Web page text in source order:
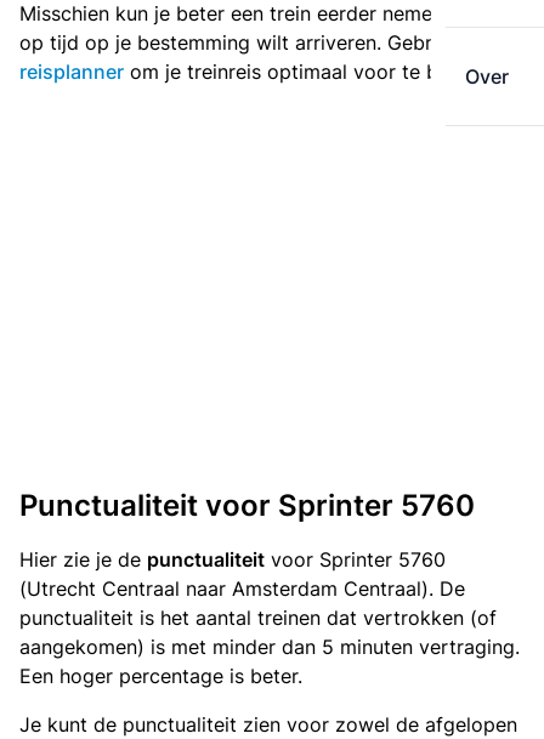
Over
Misschien kun je beter een trein eerder nemen als je
op tijd op je bestemming wilt arriveren. Gebruik de
reisplanner om je treinreis optimaal voor te bereiden.
Punctualiteit voor Sprinter 5760
Hier zie je de punctualiteit voor Sprinter 5760
(Utrecht Centraal naar Amsterdam Centraal). De
punctualiteit is het aantal treinen dat vertrokken (of
aangekomen) is met minder dan 5 minuten vertraging.
Een hoger percentage is beter.
Je kunt de punctualiteit zien voor zowel de afgelopen